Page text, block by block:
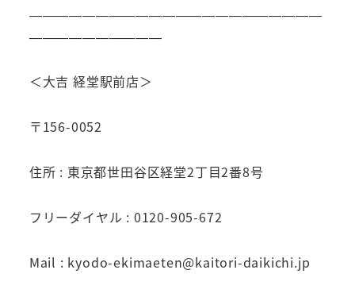
——————————————————————
——————————
＜大吉 経堂駅前店＞
〒156-0052
住所 : 東京都世田谷区経堂2丁目2番8号
フリーダイヤル : 0120-905-672
Mail : kyodo-ekimaeten@kaitori-daikichi.jp